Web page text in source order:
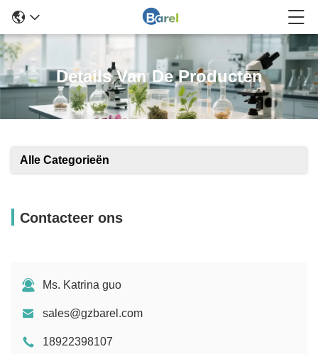
Details Van De Producten
Alle Categorieën
Contacteer ons
Ms. Katrina guo
sales@gzbarel.com
18922398107